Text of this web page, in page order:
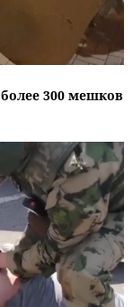
300 мешков